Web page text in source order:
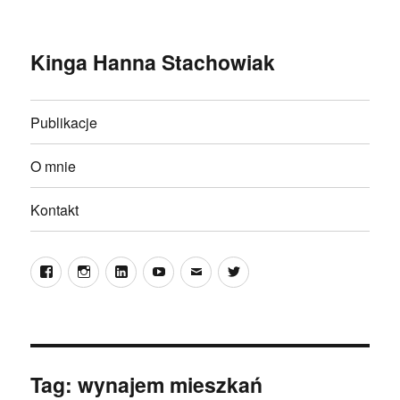
Kinga Hanna Stachowiak
Publikacje
O mnie
Kontakt
FacebookInstagramLinkedInYouTube
E-
mail
Twitter
Tag:wynajem mieszkań